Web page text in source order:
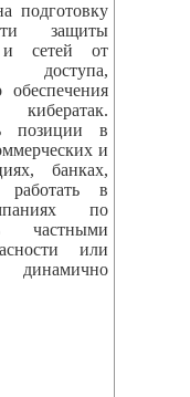
подготовку
защиты
и сетей от
доступа,
обеспечения
позиции в
и
банках,
работать в
по
частными
или
динамично